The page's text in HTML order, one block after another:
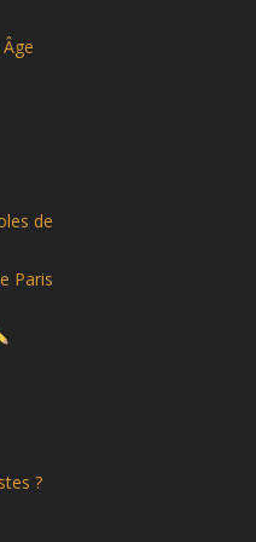
de
Paris
?